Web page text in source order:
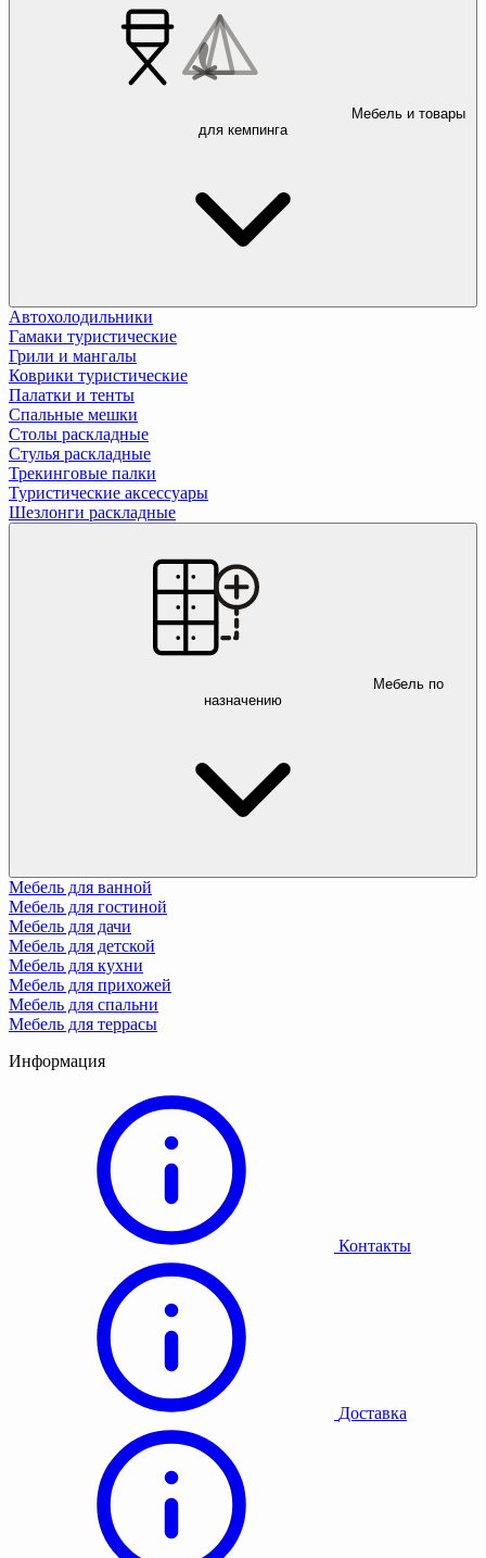
Мебель и товары
для кемпинга
Автохолодильники
Гамаки туристические
Грили и мангалы
Коврики туристические
Палатки и тенты
Спальные мешки
Столы раскладные
Стулья раскладные
Трекинговые палки
Туристические аксессуары
Шезлонги раскладные
Мебель по
назначению
Мебель для ванной
Мебель для гостиной
Мебель для дачи
Мебель для детской
Мебель для кухни
Мебель для прихожей
Мебель для спальни
Мебель для террасы
Информация
Контакты
Доставка